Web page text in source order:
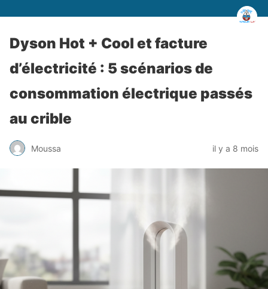
Dyson Hot + Cool et facture
d’électricité : 5 scénarios de
consommation électrique passés
au crible
Moussa il y a 8 mois